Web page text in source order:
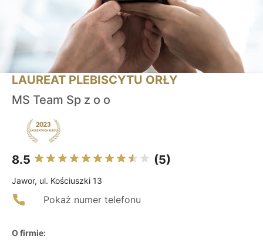
LAUREAT PLEBISCYTU ORŁY
MS Team Sp z o o
8.5 (5)
Jawor, ul. Kościuszki 13
Pokaż numer telefonu
O firmie: